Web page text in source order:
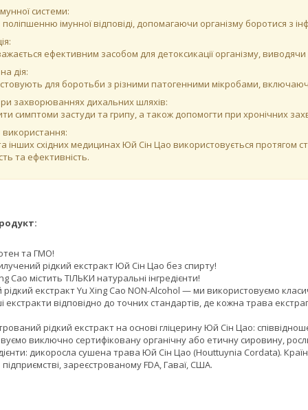
системи:
імунної відповіді, допомагаючи організму боротися з
ефективним засобом для детоксикації організму,
дія:
для боротьби з різними патогенними мікробами,
захворюваннях дихальних шляхів:
симптоми застуди та грипу, а також допомогти при хронічних
використання:
інших східних медицинах Юй Сін Цао використовується протягом
та ефективність.
та ГМО!
рідкий екстракт Юй Сін Цао без спирту!
Cao містить ТІЛЬКИ натуральні інгредієнти!
рідкий екстракт Yu Xing Cao NON-Alcohol — ми використовуємо
відповідно до точних стандартів, де кожна трава
рідкий екстракт на основі гліцерину Юй Сін Цао:
виключно сертифіковану органічну або етичну сировину,
дикоросла сушена трава Юй Сін Цао (Houttuynia Cordata).
зареєстрованому FDA, Гаваї, США.